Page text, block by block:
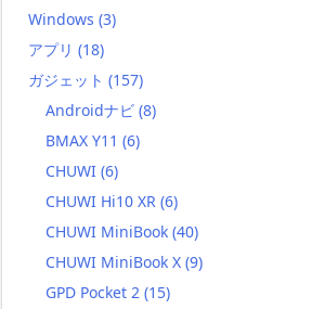
Windows (3)
アプリ (18)
ガジェット (157)
Androidナビ (8)
BMAX Y11 (6)
CHUWI (6)
CHUWI Hi10 XR (6)
CHUWI MiniBook (40)
CHUWI MiniBook X (9)
GPD Pocket 2 (15)